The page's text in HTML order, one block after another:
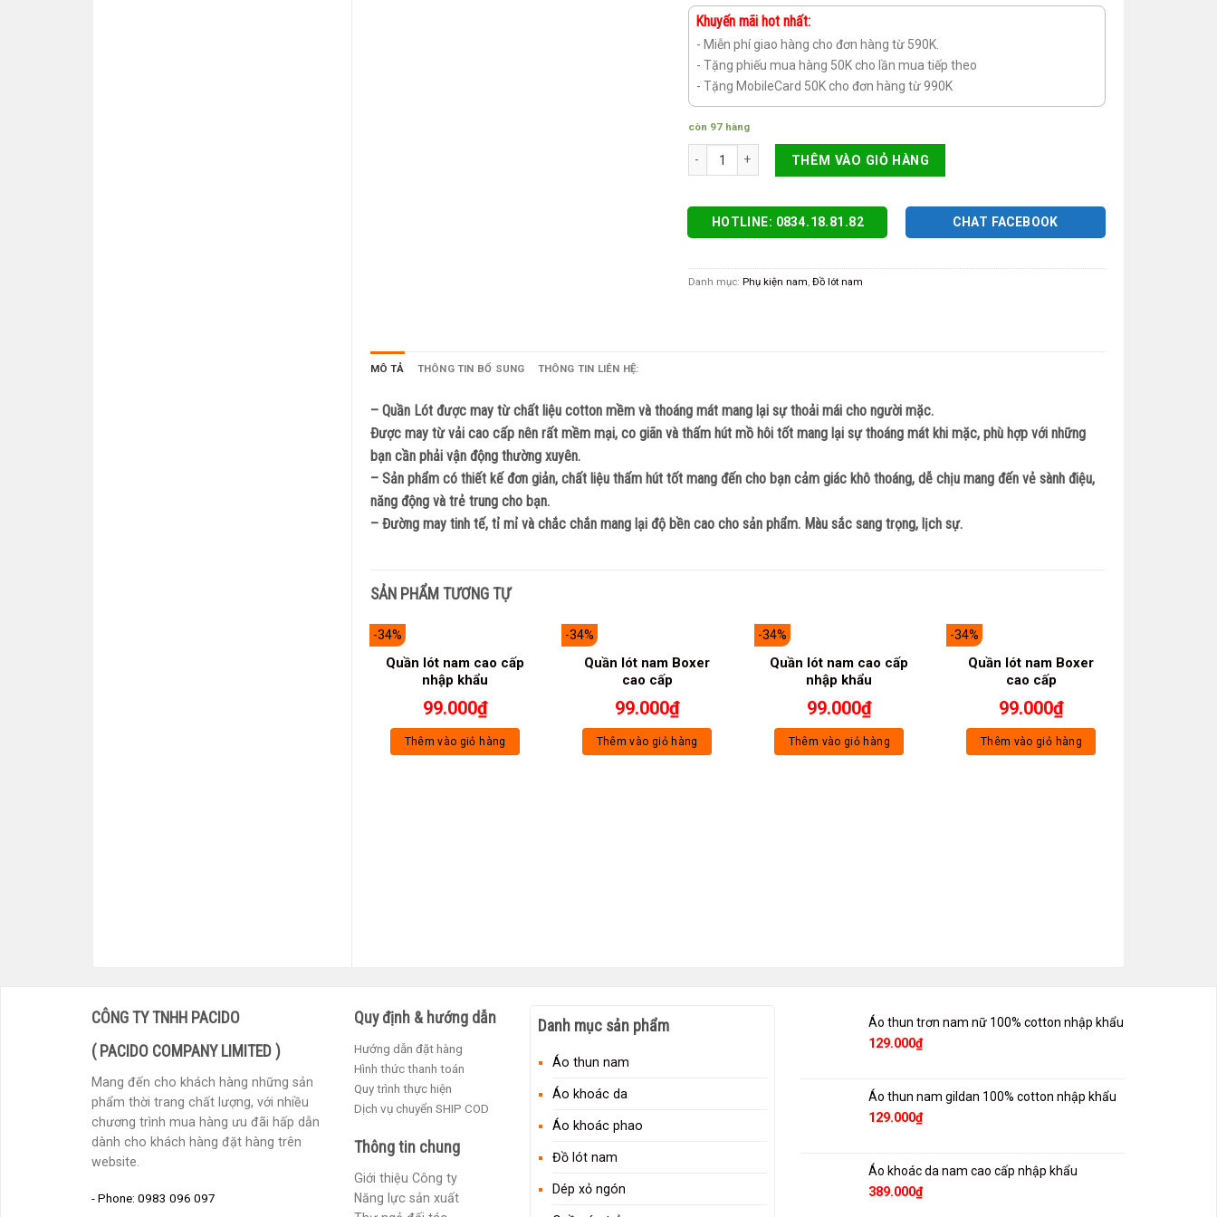
Khuyến mãi hot nhất:
- Miễn phí giao hàng cho đơn hàng từ 590K.
- Tặng phiếu mua hàng 50K cho lần mua tiếp theo
- Tặng MobileCard 50K cho đơn hàng từ 990K
còn 97 hàng
Quần lót nam cao cấp nhập khẩu số lượng
THÊM VÀO GIỎ HÀNG
HOTLINE: 0834.18.81.82 CHAT FACEBOOK
Danh mục: Phụ kiện nam, Đồ lót nam
MÔ TẢ THÔNG TIN BỔ SUNG THÔNG TIN LIÊN HỆ:
– Quần Lót được may từ chất liệu cotton mềm và thoáng mát mang lại sự thoải mái cho người mặc.
Được may từ vải cao cấp nên rất mềm mại, co giãn và thấm hút mồ hôi tốt mang lại sự thoáng mát khi mặc, phù hợp với những
bạn cần phải vận động thường xuyên.
– Sản phẩm có thiết kế đơn giản, chất liệu thấm hút tốt mang đến cho bạn cảm giác khô thoáng, dễ chịu mang đến vẻ sành điệu,
năng động và trẻ trung cho bạn.
– Đường may tinh tế, tỉ mỉ và chắc chắn mang lại độ bền cao cho sản phẩm. Màu sắc sang trọng, lịch sự.
SẢN PHẨM TƯƠNG TỰ
-34%
Quần lót nam cao cấp
nhập khẩu
99.000₫
Thêm vào giỏ hàng
-34%
Quần lót nam Boxer
cao cấp
99.000₫
Thêm vào giỏ hàng
-34%
Quần lót nam cao cấp
nhập khẩu
99.000₫
Thêm vào giỏ hàng
-34%
Quần lót nam Boxer
cao cấp
99.000₫
Thêm vào giỏ hàng
CÔNG TY TNHH PACIDO
( PACIDO COMPANY LIMITED )
Mang đến cho khách hàng những sản
phẩm thời trang chất lượng, với nhiều
chương trình mua hàng ưu đãi hấp dẫn
dành cho khách hàng đặt hàng trên
website.
- Phone: 0983 096 097
Quy định & hướng dẫn
Hướng dẫn đặt hàng
Hình thức thanh toán
Quy trình thực hiện
Dịch vụ chuyển SHIP COD
Thông tin chung
Giới thiệu Công ty
Năng lực sản xuất
Danh mục sản phẩm
Áo thun nam
Áo khoác da
Áo khoác phao
Đồ lót nam
Dép xỏ ngón
Áo thun trơn nam nữ 100% cotton nhập khẩu
129.000₫
Áo thun nam gildan 100% cotton nhập khẩu
129.000₫
Áo khoác da nam cao cấp nhập khẩu
389.000₫